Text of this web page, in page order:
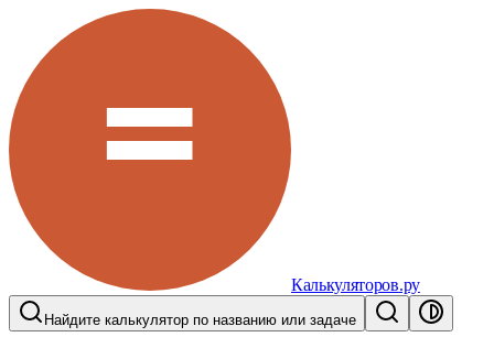
Калькуляторов.ру
Найдите калькулятор по названию или задаче